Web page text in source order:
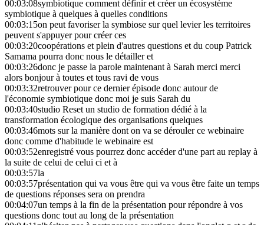
00:03:08symbiotique comment définir et créer un écosystème
symbiotique à quelques à quelles conditions
00:03:15on peut favoriser la symbiose sur quel levier les territoires
peuvent s'appuyer pour créer ces
00:03:20coopérations et plein d'autres questions et du coup Patrick
Samama pourra donc nous le détailler et
00:03:26donc je passe la parole maintenant à Sarah merci merci
alors bonjour à toutes et tous ravi de vous
00:03:32retrouver pour ce dernier épisode donc autour de
l'économie symbiotique donc moi je suis Sarah du
00:03:40studio Reset un studio de formation dédié à la
transformation écologique des organisations quelques
00:03:46mots sur la manière dont on va se dérouler ce webinaire
donc comme d'habitude le webinaire est
00:03:52enregistré vous pourrez donc accéder d'une part au replay à
la suite de celui de celui ci et à
00:03:57la
00:03:57présentation qui va vous être qui va vous être faite un temps
de questions réponses sera on prendra
00:04:07un temps à la fin de la présentation pour répondre à vos
questions donc tout au long de la présentation